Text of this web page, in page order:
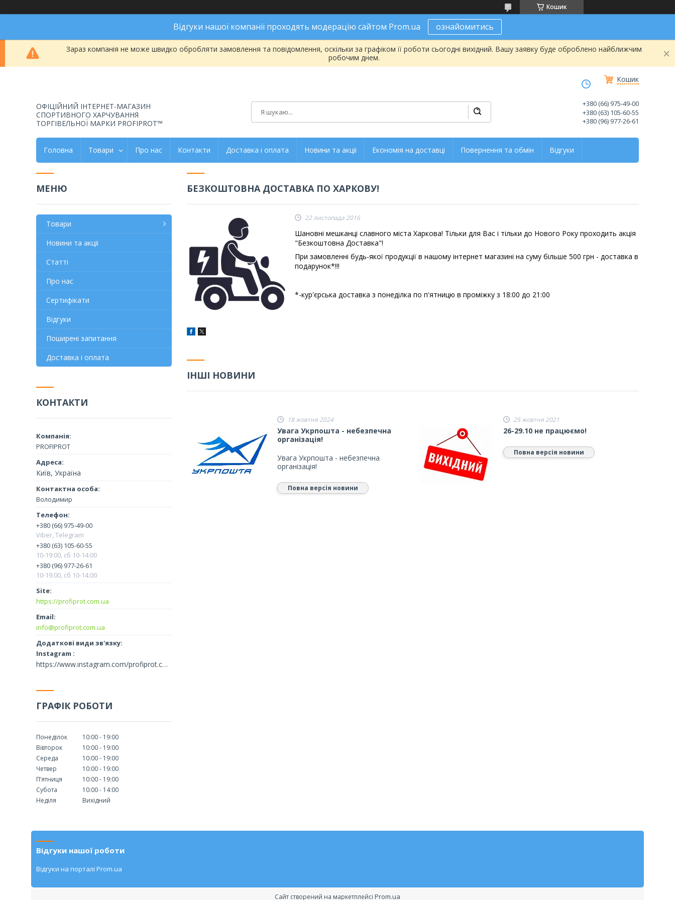
Кошик
Відгуки нашої компанії проходять модерацію сайтом Prom.ua ознайомитись
Зараз компанія не може швидко обробляти замовлення та повідомлення, оскільки за графіком її роботи сьогодні вихідний. Вашу заявку буде оброблено найближчим
робочим днем.
Кошик
ОФІЦІЙНИЙ ІНТЕРНЕТ-МАГАЗИН
СПОРТИВНОГО ХАРЧУВАННЯ
ТОРГІВЕЛЬНОЇ МАРКИ PROFIPROT™
+380 (66) 975-49-00
+380 (63) 105-60-55
+380 (96) 977-26-61
Головна Товари Про нас Контакти Доставка і оплата Новини та акціі Економія на доставці Повернення та обмін Відгуки
БЕЗКОШТОВНА ДОСТАВКА ПО ХАРКОВУ!
22 листопада 2016
Шановні мешканці славного міста Харкова! Тільки для Вас і тільки до Нового Року проходить акція
"Безкоштовна Доставка"!
При замовленні будь-якої продукції в нашому інтернет магазині на суму більше 500 грн - доставка в
подарунок*!!!
*-кур'єрська доставка з понеділка по п'ятницю в проміжку з 18:00 до 21:00
ІНШІ НОВИНИ
18 жовтня 2024
Увага Укрпошта - небезпечна
організація!
Увага Укрпошта - небезпечна
організація!
Повна версія новини
25 жовтня 2021
26-29.10 не працюємо!
Повна версія новини
Товари
Новини та акціі
Статті
Про нас
Сертифікати
Відгуки
Поширені запитання
Доставка і оплата
КОНТАКТИ
PROFIPROT
Київ, Україна
Володимир
+380 (66) 975-49-00
Viber, Telegram
+380 (63) 105-60-55
10-19:00, сб 10-14:00
+380 (96) 977-26-61
10-19:00, сб 10-14:00
https://profiprot.com.ua
info@profiprot.com.ua
Instagram
https://www.instagram.com/profiprot.com.ua/
ГРАФІК РОБОТИ
Понеділок 10:00
19:00
Вівторок
10:00
19:00
Середа
10:00
19:00
Четвер
10:00
19:00
Пʼятниця
10:00
19:00
Субота
10:00
14:00
Неділя
Вихідний
Відгуки нашої роботи
Відгуки на порталі Prom.ua
Сайт створений на маркетплейсі Prom.ua